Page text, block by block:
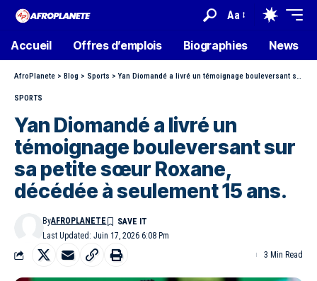
Aa
Accueil Offres d’emplois Biographies News
AfroPlanete > Blog > Sports >Yan Diomandé a livré un témoignage bouleversant sur sa petite sœur Roxane, décédée à seulement 15 ans.
SPORTS
Yan Diomandé a livré un
témoignage bouleversant sur
sa petite sœur Roxane,
décédée à seulement 15 ans.
Last Updated: Juin 17, 2026 6:08 Pm
ByAFROPLANETE
3 Min Read